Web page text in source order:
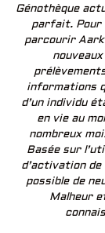
Génothèque
parfait. Pour
parcourir
informations
d’un individu
en vie au
nombreux
Basée sur
d’activation
possible de
Malheur